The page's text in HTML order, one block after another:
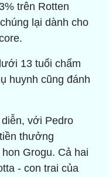
trên Rotten
lại dành cho
13 tuổi chấm
huynh cũng đánh
với Pedro
thưởng
Grogu. Cả hai
- con trai của